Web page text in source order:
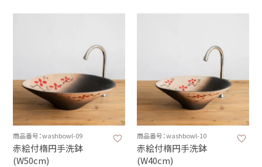
商品番号：washbowl-09
赤絵付楕円手洗鉢
(W50cm)
商品番号：washbowl-10
赤絵付楕円手洗鉢
(W40cm)